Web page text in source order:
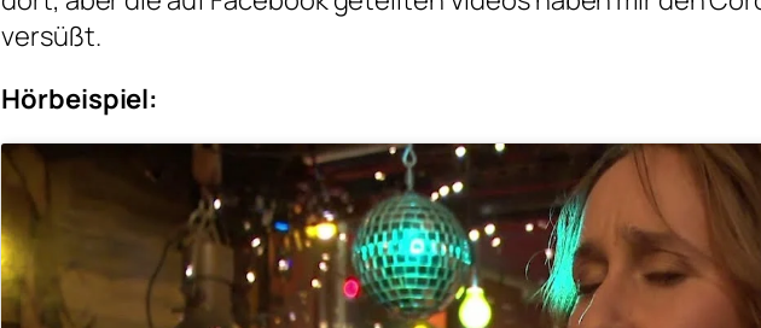
versüßt.
Hörbeispiel: